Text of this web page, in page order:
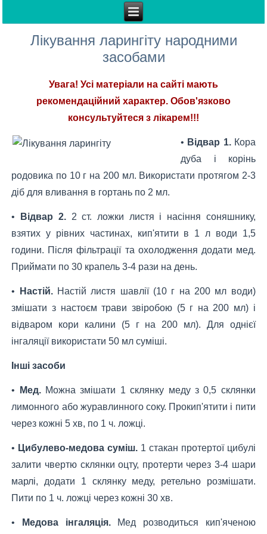
Лікування ларингіту народними
засобами
Увага! Усі матеріали на сайті мають
рекомендаційний характер. Обов'язково
консультуйтеся з лікарем!!!
• Відвар 1.Кора
дуба і корінь
родовика по 10 г на 200 мл. Використати протягом 2-3
діб для вливання в гортань по 2 мл.
• Відвар 2.2 ст. ложки листя і насіння соняшнику,
взятих у рівних частинах, кип'ятити в 1 л води 1,5
години. Після фільтрації та охолодження додати мед.
Приймати по 30 крапель 3-4 рази на день.
• Настій.Настій листя шавлії (10 г на 200 мл води)
змішати з настоєм трави звіробою (5 г на 200 мл) і
відваром кори калини (5 г на 200 мл). Для однієї
інгаляції використати 50 мл суміші.
Інші засоби
• Мед.Можна змішати 1 склянку меду з 0,5 склянки
лимонного або журавлинного соку. Прокип'ятити і пити
через кожні 5 хв, по 1 ч. ложці.
• Цибулево-медова суміш. 1 стакан протертої цибулі
залити чвертю склянки оцту, протерти через 3-4 шари
марлі, додати 1 склянку меду, ретельно розмішати.
Пити по 1 ч. ложці через кожні 30 хв.
• Медова інгаляція.Мед розводиться кип'яченою